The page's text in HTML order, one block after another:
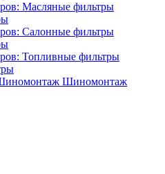
Шиномонтаж